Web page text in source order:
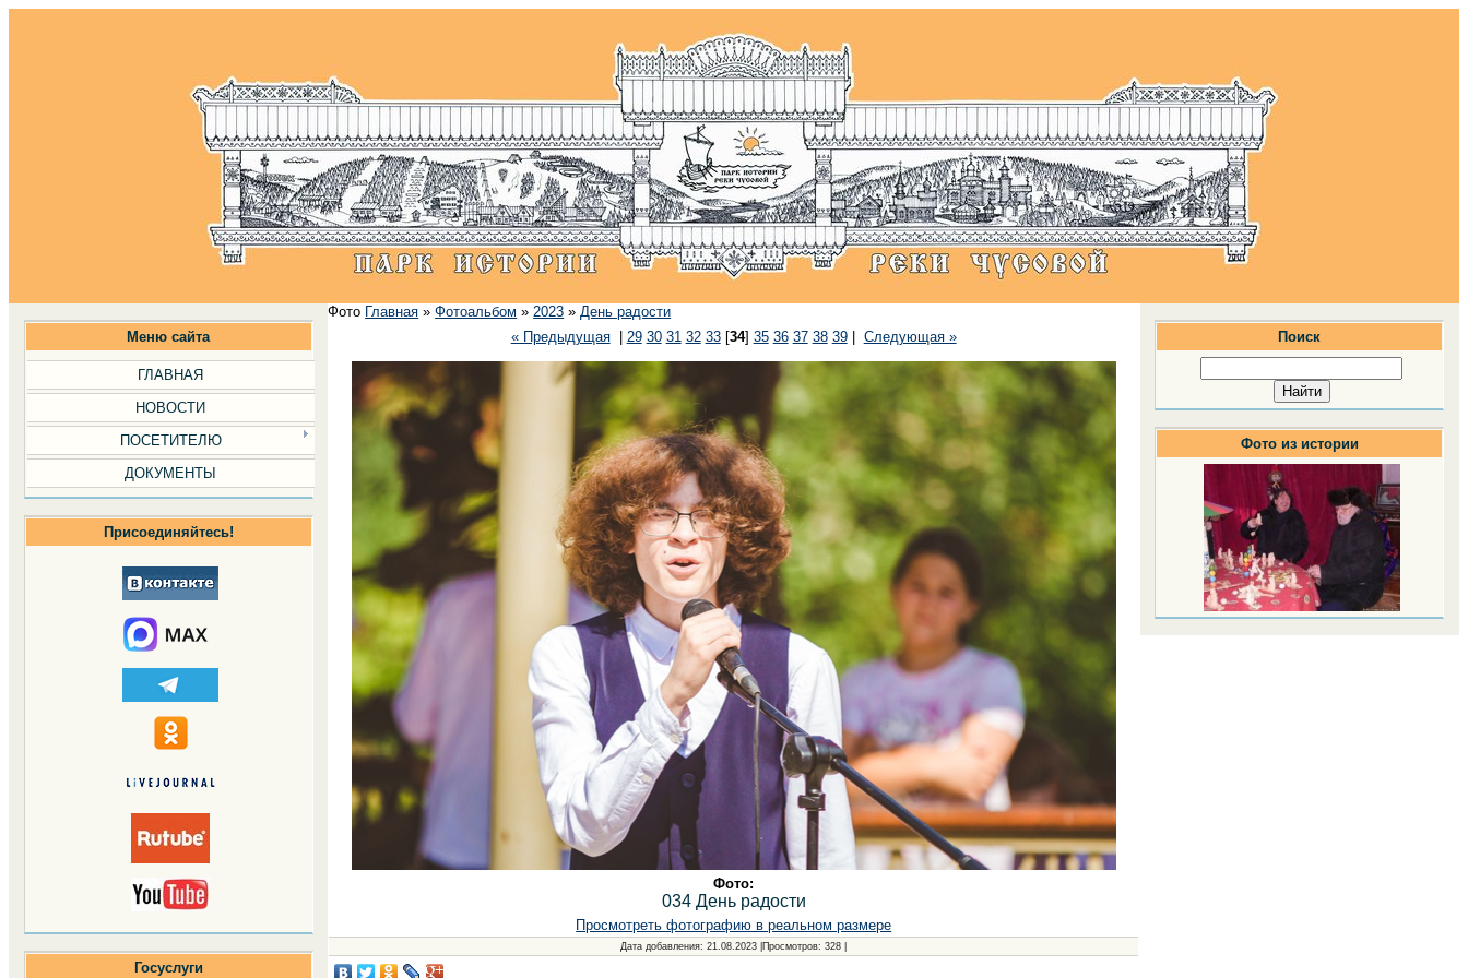
Меню сайта
ГЛАВНАЯ
НОВОСТИ
ПОСЕТИТЕЛЮ
ДОКУМЕНТЫ
Присоединяйтесь!
Госуслуги
Поиск
Фото из истории
Фото Главная »Фотоальбом »2023 »День радости
« Предыдущая| 29 30 31 32 33[34] 35 36 37 38 39| Следующая »
Фото:
034 День радости
Просмотреть фотографию в реальном размере
Дата добавления: 21.08.2023 | Просмотров: 328 |